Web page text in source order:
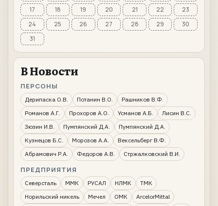
17
18 19 20 21 22
23
24
25 26 27 28 29
30
31
В Новости
ПЕРСОНЫ
Дерипаска О.В. Потанин В.О.
Рашников В.Ф.
Романов А.Г.
Прохоров А.О. Усманов А.Б.
Лисин В.С.
Зюзин И.В.
Пумпянский Д.А.
Пумпянский Д.А.
Кузнецов Б.С.
Морозов А.А.
Вексельберг В.Ф.
Абрамович Р.А.
Федоров А.В. Стржалковский В.И.
ПРЕДПРИЯТИЯ
Северсталь ММК РУСАЛ НЛМК
ТМК
Норильский никель
Мечел ОМК
ArcelorMittal